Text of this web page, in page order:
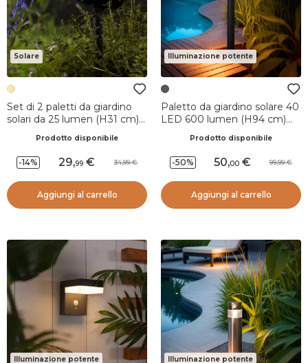
Solare
Set di 2 paletti da giardino
solari da 25 lumen (H31 cm)
multicoloreProdotto disponibile
-14% 29,99 34,99
Aggiungi al carrello
Illuminazione potente
Paletto da giardino solare 40
LED 600 lumen (H94 cm)
Prodotto disponibile
-50% 50,00 99,99
Aggiungi al carrello
Illuminazione potente Illuminazione potente